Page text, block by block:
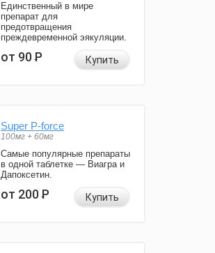
Единственный в мире
препарат для
предотвращения
преждевременной эякуляции.
от 90Р Купить
Super P-force
100мг + 60мг
Самые популярные препараты
в одной таблетке — Виагра и
Дапоксетин.
от 200Р Купить